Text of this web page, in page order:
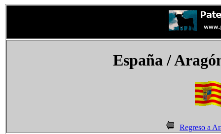
España/
Regreso a